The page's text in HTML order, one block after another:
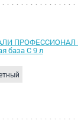
ПРОФЕССИОНАЛ
база С 9 л